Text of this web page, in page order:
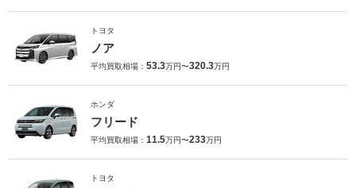
トヨタ
ノア
平均買取相場： 53.3万円〜320.3万円
ホンダ
フリード
平均買取相場： 11.5万円〜233万円
トヨタ